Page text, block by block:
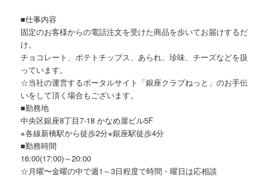
■仕事内容
固定のお客様からの電話注文を受けた商品を歩いてお届けするだ
け。
チョコレート、ポテトチップス、あられ、珍味、チーズなどを扱
っています。
☆当社の運営するポータルサイト「銀座クラブねっと」のお手伝
いをして頂く場合もございます。
■勤務地
中央区銀座8丁目7-18 かなめ屋ビル5F
※各線新橋駅から徒歩2分※銀座駅徒歩4分
■勤務時間
16:00(17:00)～20:00
☆月曜〜金曜の中で週1～3日程度で時間・曜日は応相談